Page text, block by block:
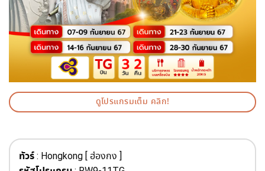
ดูโปรแกรมเต็ม คลิก!
ทัวร์ : Hongkong [ ฮ่องกง ]